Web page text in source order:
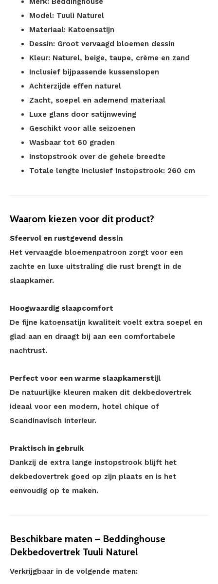
Model: Tuuli Naturel
Materiaal: Katoensatijn
Dessin: Groot vervaagd bloemen dessin
Kleur: Naturel, beige, taupe, crème en zand
Inclusief bijpassende kussenslopen
Achterzijde effen naturel
Zacht, soepel en ademend materiaal
Luxe glans door satijnweving
Geschikt voor alle seizoenen
Wasbaar tot 60 graden
Instopstrook over de gehele breedte
Totale lengte inclusief instopstrook: 260 cm
Waarom kiezen voor dit product?
Sfeervol en rustgevend dessin
Het vervaagde bloemenpatroon zorgt voor een
zachte en luxe uitstraling die rust brengt in de
slaapkamer.
Hoogwaardig slaapcomfort
De fijne katoensatijn kwaliteit voelt extra soepel en
glad aan en draagt bij aan een comfortabele
nachtrust.
Perfect voor een warme slaapkamerstijl
De natuurlijke kleuren maken dit dekbedovertrek
ideaal voor een modern, hotel chique of
Scandinavisch interieur.
Praktisch in gebruik
Dankzij de extra lange instopstrook blijft het
dekbedovertrek goed op zijn plaats en is het
eenvoudig op te maken.
Beschikbare maten – Beddinghouse
Dekbedovertrek Tuuli Naturel
Verkrijgbaar in de volgende maten: